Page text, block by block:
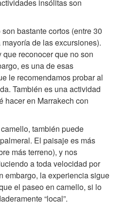
insólitas son
bastante cortos (entre 30
de las excursiones).
reconocer que no son
es una de esas
le recomendamos probar al
También es una actividad
hacer en Marrakech con
también puede
El paisaje es más
más terreno), y nos
a toda velocidad por
embargo, la experiencia sigue
el paseo en camello, si lo
“local”.